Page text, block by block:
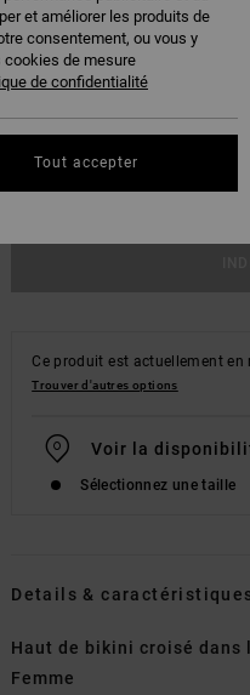
XS S M
Voir Le Guide Des Tailles
Ce produit est actuellement en
Trouver d'autres options
Voir la
Sélectionnez une taille
Details &
Haut de bikini croisé dans
Femme
et améliorer les produits de
consentement, ou vous y
cookies de mesure
de confidentialité
Tout accepter